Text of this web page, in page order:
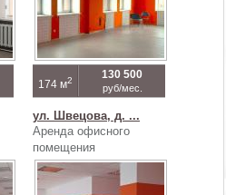
174 м2 130 500
руб/мес.
ул. Швецова, д. ...
Аренда офисного
помещения